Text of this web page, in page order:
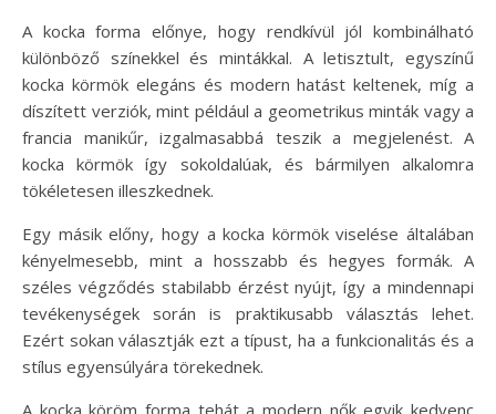
A kocka forma előnye, hogy rendkívül jól kombinálható
különböző színekkel és mintákkal. A letisztult, egyszínű
kocka körmök elegáns és modern hatást keltenek, míg a
díszített verziók, mint például a geometrikus minták vagy a
francia manikűr, izgalmasabbá teszik a megjelenést. A
kocka körmök így sokoldalúak, és bármilyen alkalomra
tökéletesen illeszkednek.
Egy másik előny, hogy a kocka körmök viselése általában
kényelmesebb, mint a hosszabb és hegyes formák. A
széles végződés stabilabb érzést nyújt, így a mindennapi
tevékenységek során is praktikusabb választás lehet.
Ezért sokan választják ezt a típust, ha a funkcionalitás és a
stílus egyensúlyára törekednek.
A kocka köröm forma tehát a modern nők egyik kedvenc